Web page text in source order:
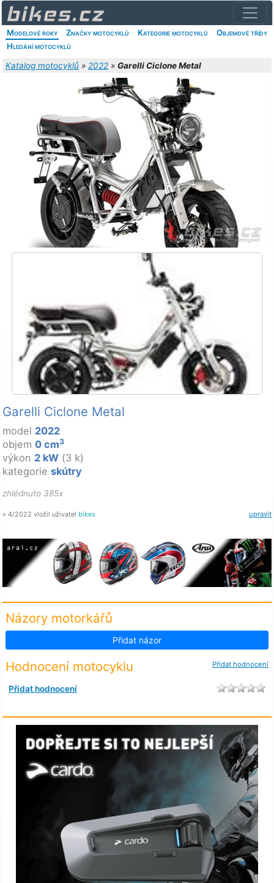
Modelové roky Značky motocyklů Kategorie motocyklů
Objemové třídy
Hledání motocyklů
Katalog motocyklů » 2022 » Garelli Ciclone Metal
Garelli Ciclone Metal
model 2022
objem 0 cm3
výkon 2 kW (3 k)
kategorie skútry
zhlédnuto 385x
upravit
» 4/2022 vložil uživatel bikes
Názory motorkářů
Přidat názor
Přidat hodnocení
Hodnocení motocyklu
Přidat hodnocení